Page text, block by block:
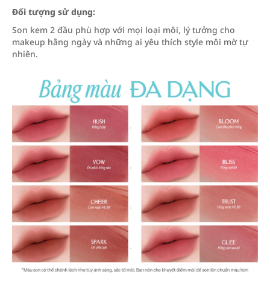
Đối tượng sử dụng:
Son kem 2 đầu phù hợp với mọi loại môi, lý tưởng cho
makeup hằng ngày và những ai yêu thích style môi mờ tự
nhiên.